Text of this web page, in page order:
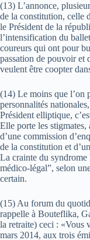
(13) L’annonce,
de la constitution, celle
le Président de la
l’intensification du
coureurs qui ont pour
passation de pouvoir et
veulent être coopter
(14) Le moins que l’on
personnalités
Président elliptique,
Elle porte les
d’une commission
de la constitution et
La crainte du syndrome
médico-légal”, selon
certain.
(15) Au forum du
rappelle à Bouteflika,
la retraite) ceci : «Vous
mars 2014, aux trois